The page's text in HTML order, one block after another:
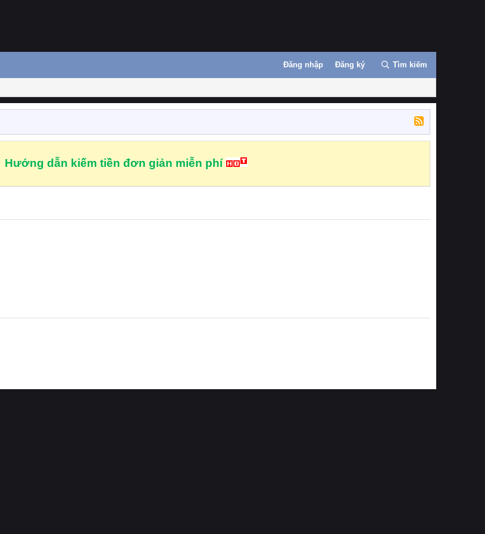
Đăng nhập Đăng ký Tìm kiếm
Hướng dẫn kiếm tiền đơn giản miễn phí